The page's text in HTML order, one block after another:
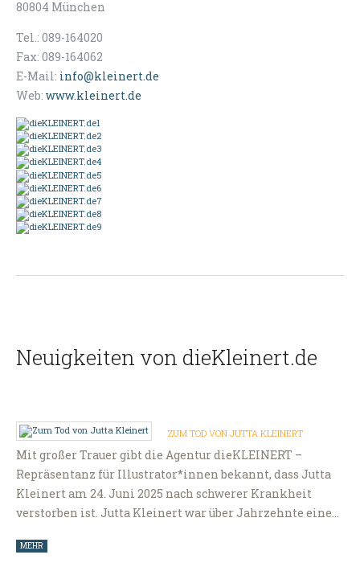
80804 München
Tel.: 089-164020
Fax: 089-164062
E-Mail: info@kleinert.de
Web: www.kleinert.de
Neuigkeiten von dieKleinert.de
ZUM TOD VON JUTTA KLEINERT
Mit großer Trauer gibt die Agentur dieKLEINERT –
Repräsentanz für Illustrator*innen bekannt, dass Jutta
Kleinert am 24. Juni 2025 nach schwerer Krankheit
verstorben ist. Jutta Kleinert war über Jahrzehnte eine…
MEHR